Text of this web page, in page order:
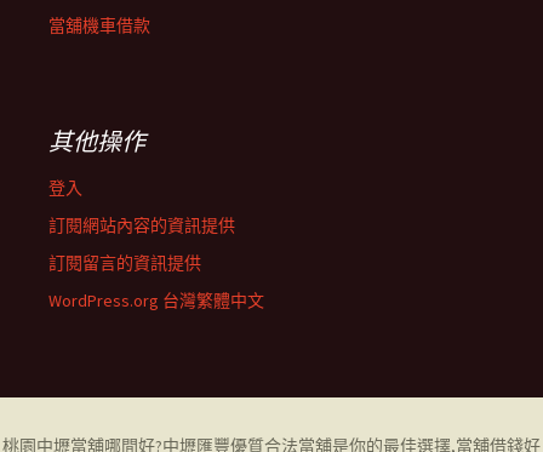
當舖機車借款
其他操作
登入
訂閱網站內容的資訊提供
訂閱留言的資訊提供
WordPress.org 台灣繁體中文
桃園中壢當舖哪間好?中壢匯豐優質合法當舖是你的最佳選擇,當舖借錢好